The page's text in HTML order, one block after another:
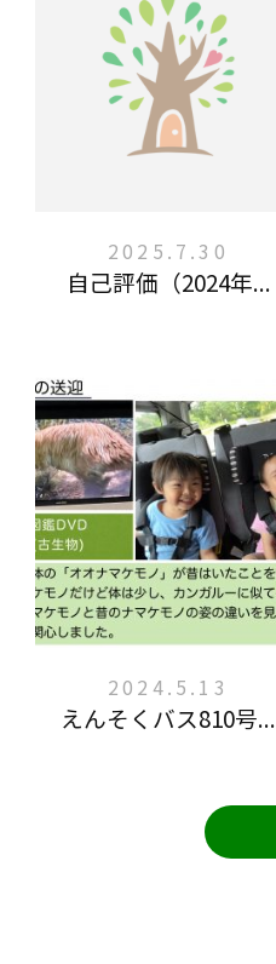
2025.7.30
自己評価（2024年...
2024.5.13
えんそくバス810号...